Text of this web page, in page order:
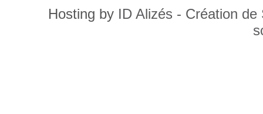
Hosting by ID Alizés - Création